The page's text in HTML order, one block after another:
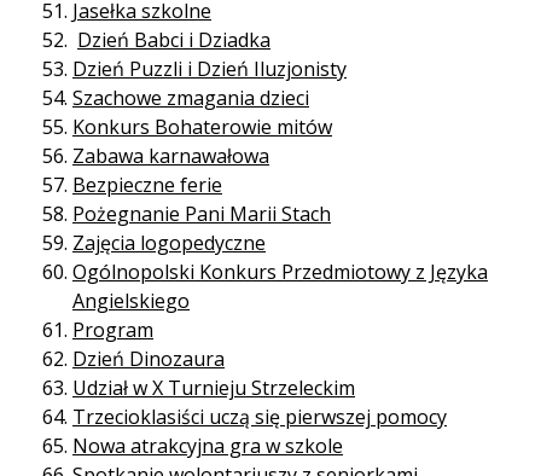
Jasełka szkolne
Dzień Babci i Dziadka
Dzień Puzzli i Dzień Iluzjonisty
Szachowe zmagania dzieci
Konkurs Bohaterowie mitów
Zabawa karnawałowa
Bezpieczne ferie
Pożegnanie Pani Marii Stach
Zajęcia logopedyczne
Ogólnopolski Konkurs Przedmiotowy z Języka
Angielskiego
Program
Dzień Dinozaura
Udział w X Turnieju Strzeleckim
Trzecioklasiści uczą się pierwszej pomocy
Nowa atrakcyjna gra w szkole